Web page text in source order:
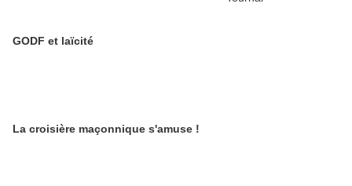
GODF et laïcité
La croisière maçonnique s'amuse !